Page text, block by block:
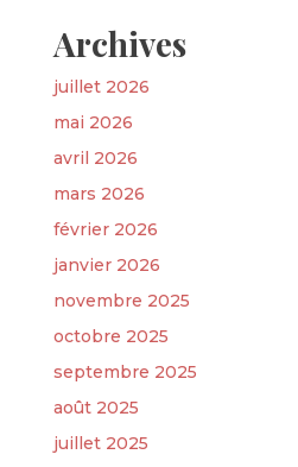
Archives
juillet 2026
mai 2026
avril 2026
mars 2026
février 2026
janvier 2026
novembre 2025
octobre 2025
septembre 2025
août 2025
juillet 2025